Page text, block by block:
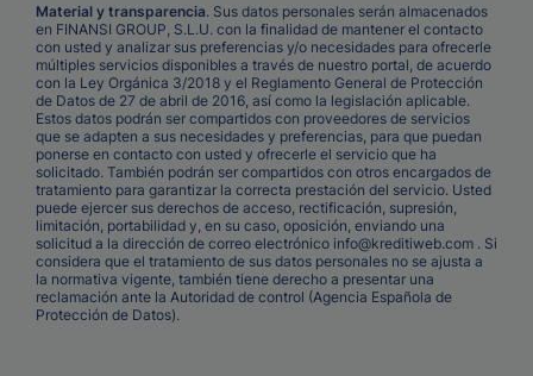
Material y transparencia. Sus datos personales serán almacenados
en FINANSI GROUP, S.L.U. con la finalidad de mantener el contacto
con usted y analizar sus preferencias y/o necesidades para ofrecerle
múltiples servicios disponibles a través de nuestro portal, de acuerdo
con la Ley Orgánica 3/2018 y el Reglamento General de Protección
de Datos de 27 de abril de 2016, así como la legislación aplicable.
Estos datos podrán ser compartidos con proveedores de servicios
que se adapten a sus necesidades y preferencias, para que puedan
ponerse en contacto con usted y ofrecerle el servicio que ha
solicitado. También podrán ser compartidos con otros encargados de
tratamiento para garantizar la correcta prestación del servicio. Usted
puede ejercer sus derechos de acceso, rectificación, supresión,
limitación, portabilidad y, en su caso, oposición, enviando una
solicitud a la dirección de correo electrónico info@kreditiweb.com . Si
considera que el tratamiento de sus datos personales no se ajusta a
la normativa vigente, también tiene derecho a presentar una
reclamación ante la Autoridad de control (Agencia Española de
Protección de Datos).